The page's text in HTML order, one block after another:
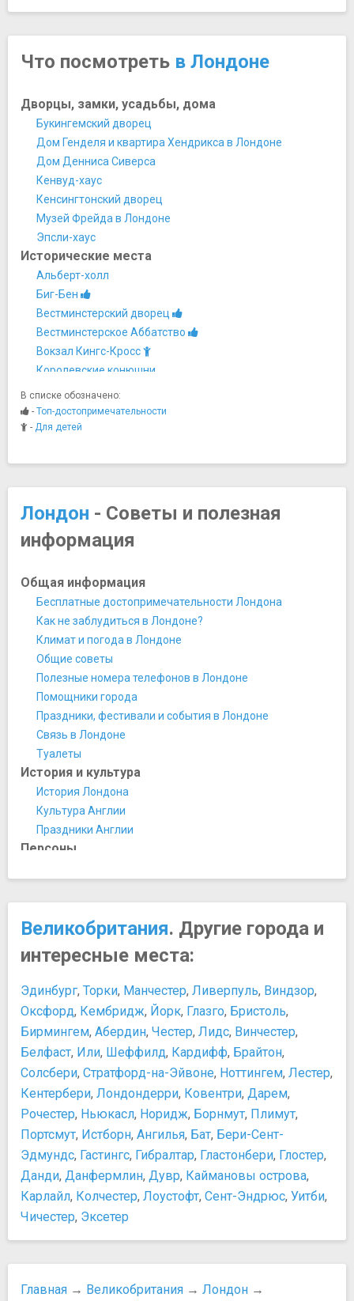
Что посмотреть в Лондоне
Дворцы, замки, усадьбы, дома
Букингемский дворец
Дом Генделя и квартира Хендрикса в Лондоне
Дом Денниса Сиверса
Кенвуд-хаус
Кенсингтонский дворец
Музей Фрейда в Лондоне
Эпсли-хаус
Исторические места
Альберт-холл
Биг-Бен
Вестминстерский дворец
Вестминстерское Аббатство
Вокзал Кингс-Кросс
Королевские конюшни
Лондонский Тауэр
Музей и штаб-квартира Черчилля
Хайгейтское кладбище
Мосты
Музеи
Британская библиотека
Галерея Саатчи
Галерея Тейт Британия
Галерея Тейт Модерн
Гринвичская королевская обсерватория
Дом-музей Диккенса
Имперский военный музей
Институт искусства Курто
Королевская академия художеств
Королевская галерея
Лондонская национальная галерея
Лондонский музей Кино
Лондонский планетарий
Музей "Коллекция Велкома"
Музей "Хантэриан"
Музей Виктории и Альберта
Музей естествознания
Музей Королевских военно-воздушных сил
Музей Лондона
Музей лондонских доков
Музей мадам Тюссо
Музей науки
Музей общественного транспорта
Музей сэра Джона Соуна
Музей торговых марок, упаковки и рекламы
Музей тюрьмы Клинк
Музей ФК "Арсенал"
Музей Шерлока Холмса
Национальная портретная галерея
Национальный морской музей
Собрание Уоллеса
Уимблдонский музей большого тенниса
Фулемский дворец
Ночная жизнь, рестораны, кабаре
Бар "Skylounge"
Паб "Красный лев"
Паб "Повешение, потрошение и четвертование"
В списке обозначено:
- Топ-достопримечательности
- Для детей
Лондон - Советы и полезная
информация
Общая информация
Бесплатные достопримечательности Лондона
Как не заблудиться в Лондоне?
Климат и погода в Лондоне
Общие советы
Полезные номера телефонов в Лондоне
Помощники города
Праздники, фестивали и события в Лондоне
Связь в Лондоне
Туалеты
История и культура
История Лондона
Культура Англии
Праздники Англии
Персоны
Уинстон Черчилль
Черчилль - интересное
Эми Уайнхаус
​The Beatles
Активный отдых, развлечения и ночная жизнь
Покупки
Возврат налогов в Лондоне и Такс-Фри
Когда распродажи в Великобритании?
Лондонские рынки
Сувениры из Англии
Таможня и Такс-Фри в Англии
Шопинг в Лондоне
Шопинг-районы
Еда и напитки
10 лучших баров, ресторанов и кафе в Лондоне
Еда в Лондоне
Пабы Лондона
Чай – традиционный напиток Британии
Транспорт
Великобритания. Другие города и
интересные места:
Эдинбург, Торки, Манчестер, Ливерпуль, Виндзор,
Оксфорд, Кембридж, Йорк, Глазго, Бристоль,
Бирмингем, Абердин, Честер, Лидс, Винчестер,
Белфаст, Или, Шеффилд, Кардифф, Брайтон,
Солсбери, Стратфорд-на-Эйвоне, Ноттингем, Лестер,
Кентербери, Лондондерри, Ковентри, Дарем,
Рочестер, Ньюкасл, Норидж, Борнмут, Плимут,
Портсмут, Истборн, Ангилья, Бат, Бери-Сент-
Эдмундс, Гастингс, Гибралтар, Гластонбери, Глостер,
Данди, Данфермлин, Дувр, Каймановы острова,
Карлайл, Колчестер, Лоустофт, Сент-Эндрюс, Уитби,
Чичестер, Эксетер
Главная → Великобритания → Лондон →